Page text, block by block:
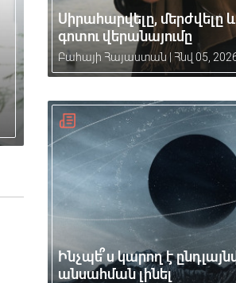
Սիրահարվելը, մերժվելը
գոտու վերանայումը
Բահայի Հայաստան |Հնվ 05,
Ինչպե՞ս կարող է
անսահման լինել